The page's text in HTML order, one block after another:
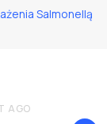
Salmonellą
na
AGO